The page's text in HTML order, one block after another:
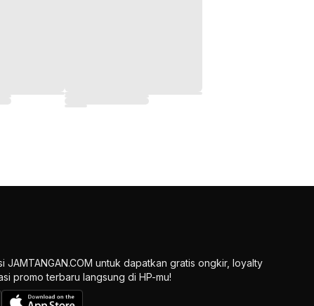
JAMTANGAN.COM untuk dapatkan gratis ongkir, loyalty
promo terbaru langsung di HP-mu!